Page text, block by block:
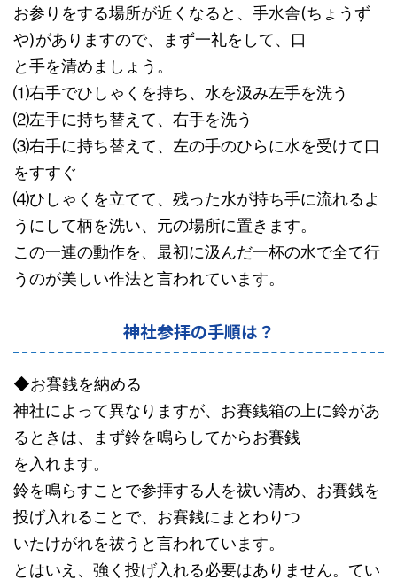
お参りをする場所が近くなると、手水舎(ちょうず
や)がありますので、まず一礼をして、口
と手を清めましょう。
⑴右手でひしゃくを持ち、水を汲み左手を洗う
⑵左手に持ち替えて、右手を洗う
⑶右手に持ち替えて、左の手のひらに水を受けて口
をすすぐ
⑷ひしゃくを立てて、残った水が持ち手に流れるよ
うにして柄を洗い、元の場所に置きます。
この一連の動作を、最初に汲んだ一杯の水で全て行
うのが美しい作法と言われています。
神社参拝の手順は？
◆お賽銭を納める
神社によって異なりますが、お賽銭箱の上に鈴があ
るときは、まず鈴を鳴らしてからお賽銭
を入れます。
鈴を鳴らすことで参拝する人を祓い清め、お賽銭を
投げ入れることで、お賽銭にまとわりつ
いたけがれを祓うと言われています。
とはいえ、強く投げ入れる必要はありません。てい